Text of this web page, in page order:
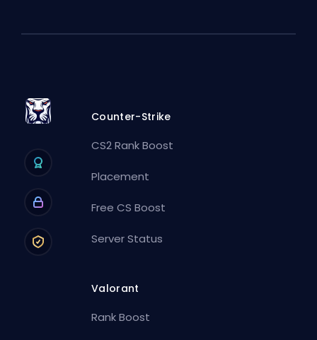
Counter-Strike
CS2 Rank Boost
Placement
Free CS Boost
Server Status
Valorant
Rank Boost